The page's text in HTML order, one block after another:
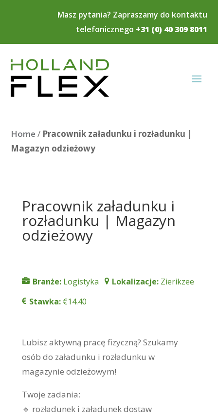
Masz pytania? Zapraszamy do kontaktu
telefonicznego +31 (0) 40 309 8011
Home / Pracownik załadunku i rozładunku |
Magazyn odzieżowy
Pracownik załadunku i
rozładunku | Magazyn
odzieżowy
Branże: Logistyka Lokalizacje: Zierikzee
Stawka: €14.40
Lubisz aktywną pracę fizyczną? Szukamy
osób do załadunku i rozładunku w
magazynie odzieżowym!
Twoje zadania:
🔹 rozładunek i załadunek dostaw